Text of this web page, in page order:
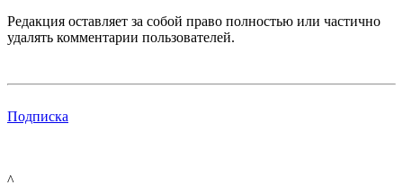
Редакция оставляет за собой право полностью или частично
удалять комментарии пользователей.
Подписка
^